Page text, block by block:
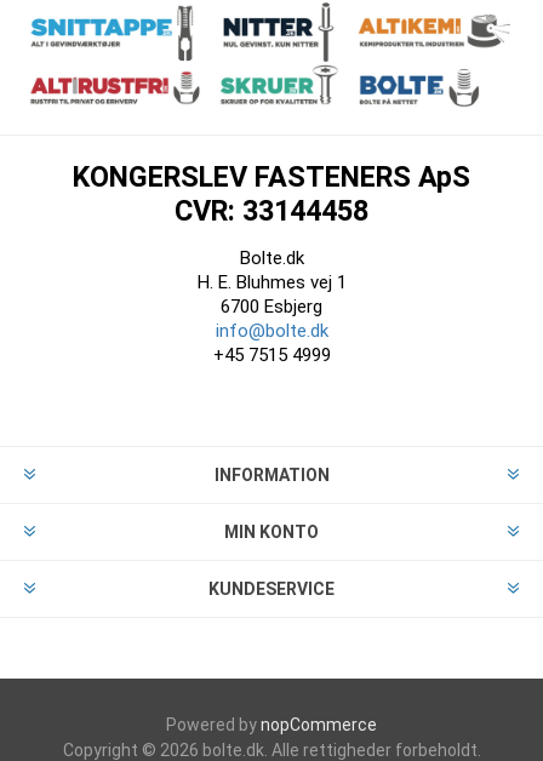
KONGERSLEV FASTENERS ApS
CVR: 33144458
Bolte.dk
H. E. Bluhmes vej 1
6700 Esbjerg
info@bolte.dk
+45 7515 4999
INFORMATION
MIN KONTO
KUNDESERVICE
Powered bynopCommerce
Copyright © 2026 bolte.dk. Alle rettigheder forbeholdt.